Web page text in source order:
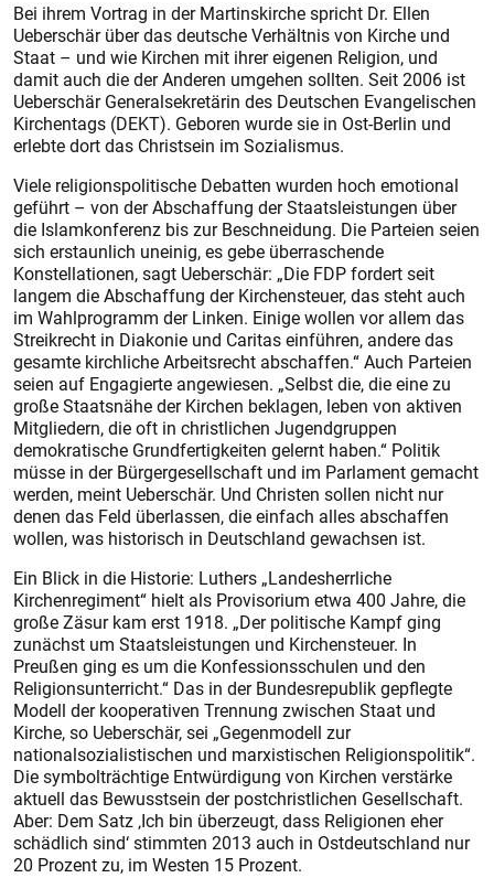
Bei ihrem Vortrag in der Martinskirche spricht Dr. Ellen
Ueberschär über das deutsche Verhältnis von Kirche und
Staat – und wie Kirchen mit ihrer eigenen Religion, und
damit auch die der Anderen umgehen sollten. Seit 2006 ist
Ueberschär Generalsekretärin des Deutschen Evangelischen
Kirchentags (DEKT). Geboren wurde sie in Ost-Berlin und
erlebte dort das Christsein im Sozialismus.
Viele religionspolitische Debatten wurden hoch emotional
geführt – von der Abschaffung der Staatsleistungen über
die Islamkonferenz bis zur Beschneidung. Die Parteien seien
sich erstaunlich uneinig, es gebe überraschende
Konstellationen, sagt Ueberschär: „Die FDP fordert seit
langem die Abschaffung der Kirchensteuer, das steht auch
im Wahlprogramm der Linken. Einige wollen vor allem das
Streikrecht in Diakonie und Caritas einführen, andere das
gesamte kirchliche Arbeitsrecht abschaffen.“ Auch Parteien
seien auf Engagierte angewiesen. „Selbst die, die eine zu
große Staatsnähe der Kirchen beklagen, leben von aktiven
Mitgliedern, die oft in christlichen Jugendgruppen
demokratische Grundfertigkeiten gelernt haben.“ Politik
müsse in der Bürgergesellschaft und im Parlament gemacht
werden, meint Ueberschär. Und Christen sollen nicht nur
denen das Feld überlassen, die einfach alles abschaffen
wollen, was historisch in Deutschland gewachsen ist.
Ein Blick in die Historie: Luthers „Landesherrliche
Kirchenregiment“ hielt als Provisorium etwa 400 Jahre, die
große Zäsur kam erst 1918. „Der politische Kampf ging
zunächst um Staatsleistungen und Kirchensteuer. In
Preußen ging es um die Konfessionsschulen und den
Religionsunterricht.“ Das in der Bundesrepublik gepflegte
Modell der kooperativen Trennung zwischen Staat und
Kirche, so Ueberschär, sei „Gegenmodell zur
nationalsozialistischen und marxistischen Religionspolitik“.
Die symbolträchtige Entwürdigung von Kirchen verstärke
aktuell das Bewusstsein der postchristlichen Gesellschaft.
Aber: Dem Satz ‚Ich bin überzeugt, dass Religionen eher
schädlich sind‘ stimmten 2013 auch in Ostdeutschland nur
20 Prozent zu, im Westen 15 Prozent.